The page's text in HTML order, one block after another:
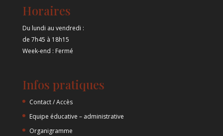
Horaires
Du lundi au vendredi :
de 7h45 à 18h15
Week-end : Fermé
Infos pratiques
Contact / Accès
Equipe éducative – administrative
Organigramme